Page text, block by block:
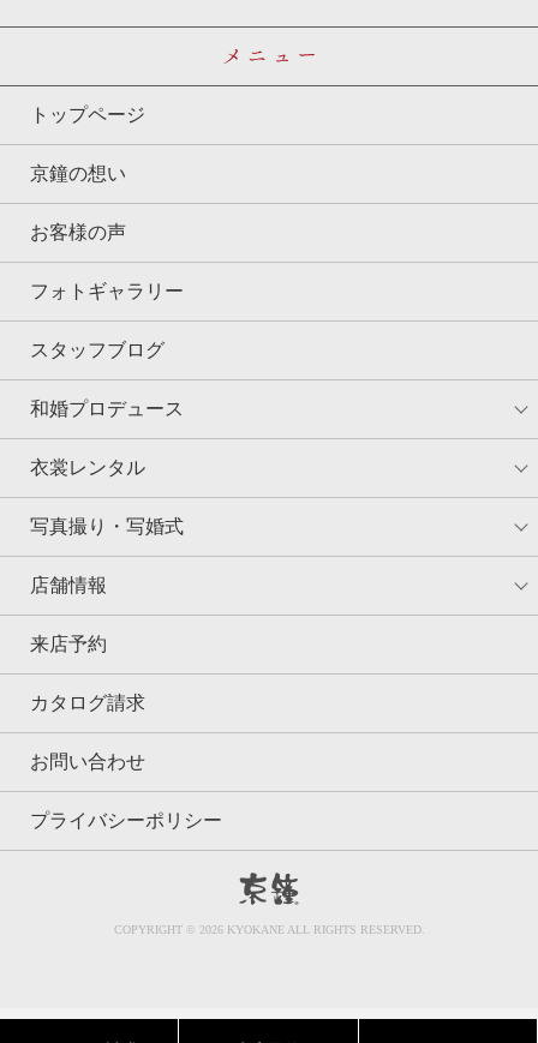
トップページ
京鐘の想い
お客様の声
フォトギャラリー
スタッフブログ
和婚プロデュース
衣裳レンタル
写真撮り・写婚式
店舗情報
来店予約
カタログ請求
お問い合わせ
プライバシーポリシー
COPYRIGHT © 2026 KYOKANE ALL RIGHTS RESERVED.